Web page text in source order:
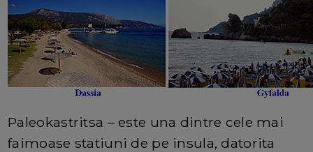
Paleokastritsa – este una dintre cele mai
faimoase statiuni de pe insula, datorita